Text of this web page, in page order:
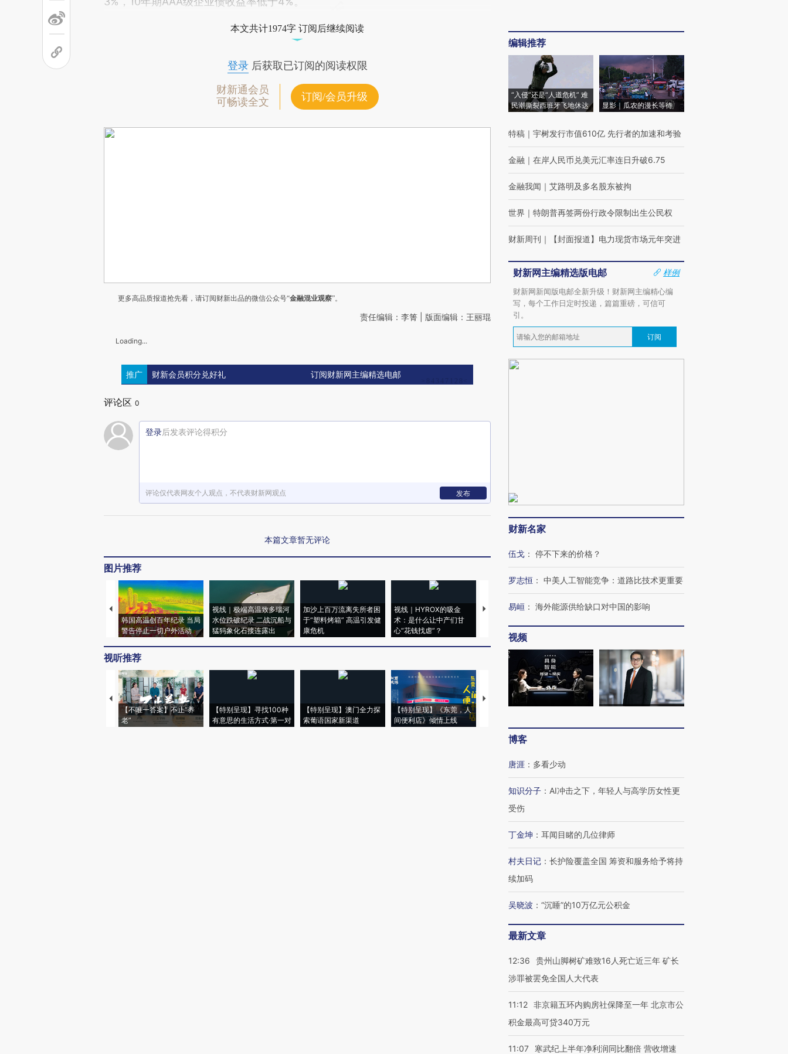
本文共计1974字 订阅后继续阅读
登录后获取已订阅的阅读权限
财新通会员
可畅读全文
订阅/会员升级
更多高品质报道抢先看，请订阅财新出品的微信公众号“金融混业观察”。
责任编辑：李箐 | 版面编辑：王丽琨
Loading...
推广 财新会员积分兑好礼 订阅财新网主编精选电邮
评论区 0
登录后发表评论得积分
评论仅代表网友个人观点，不代表财新网观点 发布
本篇文章暂无评论
图片推荐
韩国高温创百年纪录 当局
警告停止一切户外活动
视线｜极端高温致多瑙河
水位跌破纪录 二战沉船与
猛犸象化石接连露出
加沙上百万流离失所者困
于“塑料烤箱” 高温引发健
康危机
视线｜HYROX的吸金
术：是什么让中产们甘
心“花钱找虐”？
马航飞行员跨国走私7万
视线｜被称为“蟑螂”的印
视听推荐
【不唯一答案】不止“养
老”
【特别呈现】寻找100种
有意思的生活方式·第一对
【特别呈现】澳门全力探
索葡语国家新渠道
【特别呈现】《东莞，人
间便利店》倾情上线
【推广】走进第四届链博
【商旅对话】华住集团
编辑推荐
“入侵”还是“人道危机” 难
民潮撕裂西班牙飞地休达
显影｜瓜农的漫长等待
特稿 ｜ 宇树发行市值610亿 先行者的加速和考验
金融 ｜ 在岸人民币兑美元汇率连日升破6.75
金融我闻 ｜ 艾路明及多名股东被拘
世界 ｜ 特朗普再签两份行政令限制出生公民权
财新周刊 ｜ 【封面报道】电力现货市场元年突进
财新网主编精选版电邮
样例
财新网新闻版电邮全新升级！财新网主编精心编
写，每个工作日定时投递，篇篇重磅，可信可
引。
订阅
财新名家
伍戈 ： 停不下来的价格？
罗志恒 ： 中美人工智能竞争：道路比技术更重要
易峘 ： 海外能源供给缺口对中国的影响
视频
博客
唐涯 ： 多看少动
知识分子 ： AI冲击之下，年轻人与高学历女性更
受伤
丁金坤 ： 耳闻目睹的几位律师
村夫日记 ： 长护险覆盖全国 筹资和服务给予将持
续加码
吴晓波 ： “沉睡”的10万亿元公积金
最新文章
12:36
贵州山脚树矿难致16人死亡近三年 矿长
涉罪被罢免全国人大代表
11:12 非京籍五环内购房社保降至一年 北京市公
积金最高可贷340万元
11:07
寒武纪上半年净利润同比翻倍 营收增速